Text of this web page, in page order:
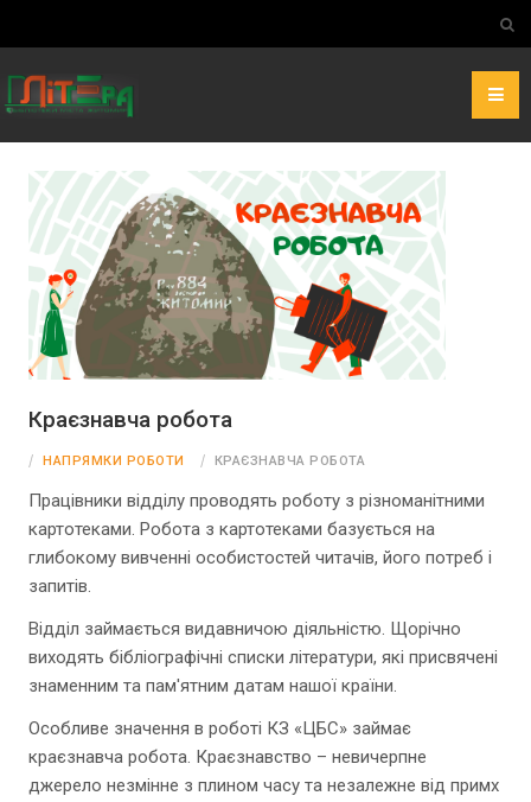
Краєзнавча робота
НАПРЯМКИ РОБОТИ КРАЄЗНАВЧА РОБОТА
Працівники відділу проводять роботу з різноманітними
картотеками. Робота з картотеками базується на
глибокому вивченні особистостей читачів, його потреб і
запитів.
Відділ займається видавничою діяльністю. Щорічно
виходять бібліографічні списки літератури, які присвячені
знаменним та пам'ятним датам нашої країни.
Особливе значення в роботі КЗ «ЦБС» займає
краєзнавча робота. Краєзнавство – невичерпне
джерело незмінне з плином часу та незалежне від примх